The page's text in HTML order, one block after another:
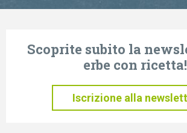
Scoprite subito la
erbe con ricetta!
Iscrizione alla